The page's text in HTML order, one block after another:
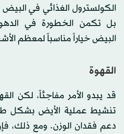
الكولسترول الغذائي في
بل تكمن الخطورة في
البيض خياراً مناسباً لمعظم
القهوة
قد يبدو الأمر مفاجئاً، لكن
تنشيط عملية الأيض بشكل
دعم فقدان الوزن. ومع ذلك،